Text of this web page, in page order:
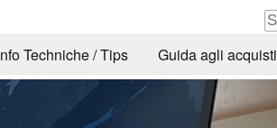
Techniche / Tips Guida agli acquisti